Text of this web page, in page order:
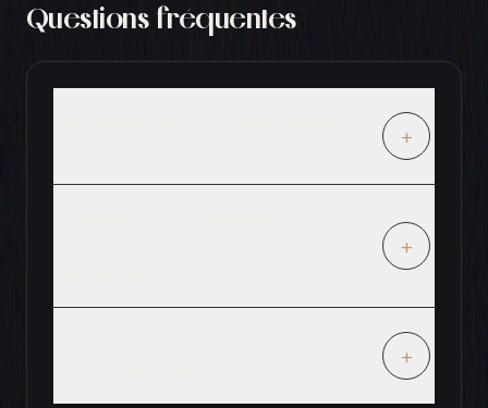
Questions fréquentes
+
+
+